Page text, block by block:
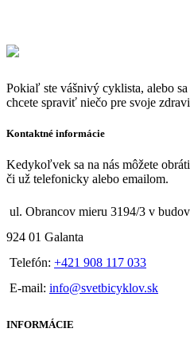
Pokiaľ ste vášnivý cyklista, alebo
chcete spraviť niečo pre svoje
Kontaktné informácie
Kedykoľvek sa na nás môžete
či už telefonicky alebo emailom.
ul. Obrancov mieru 3194/3 v
924 01 Galanta
Telefón: +421 908 117 033
E-mail: info@svetbicyklov.sk
INFORMÁCIE